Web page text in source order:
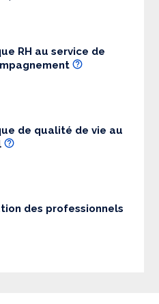
RH au service de
de qualité de vie au
des professionnels